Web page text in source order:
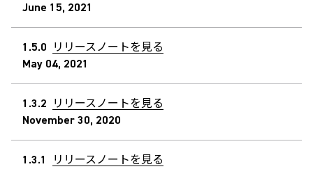
June 15, 2021
1.5.0 リリースノートを見る
May 04, 2021
1.3.2 リリースノートを見る
November 30, 2020
1.3.1
リリースノートを見る